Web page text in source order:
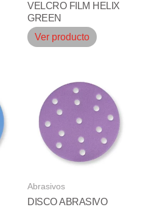
VELCRO FILM HELIX
GREEN
Ver producto
Abrasivos
DISCO ABRASIVO